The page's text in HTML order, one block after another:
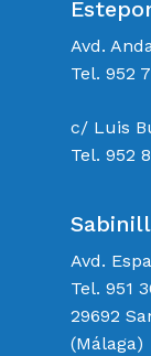
Avd.
Tel. 952
c/ Luis
Tel. 952
Avd.
Tel. 951
29692
(Málaga)